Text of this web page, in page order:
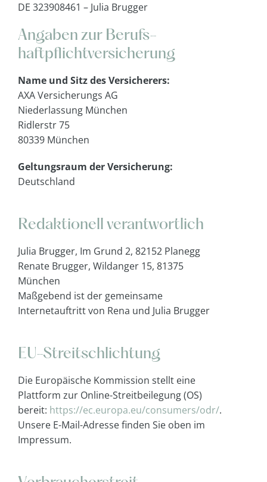
DE 323908461 – Julia Brugger.
Angaben zur Berufs­
haftpflicht­versicherung
Name und Sitz des Versicherers:
AXA Versicherungs AG
Niederlassung München
Ridlerstr 75
80339 München
Geltungsraum der Versicherung:
Deutschland
Redaktionell verantwortlich
Julia Brugger, Im Grund 2, 82152 Planegg
Renate Brugger, Wildanger 15, 81375
München
Maßgebend ist der gemeinsame
Internetauftritt von Rena und Julia Brugger
EU-Streitschlichtung
Die Europäische Kommission stellt eine
Plattform zur Online-Streitbeilegung (OS)
bereit: https://ec.europa.eu/consumers/odr/.
Unsere E-Mail-Adresse finden Sie oben im
Impressum.